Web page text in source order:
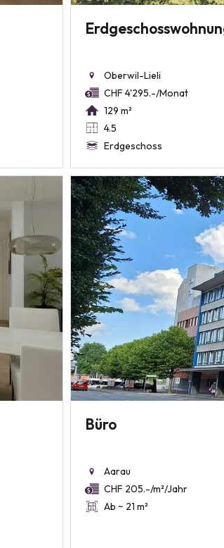
Oberwil-Lieli
CHF 4'295.-/Monat
129 m²
4.5
Erdgeschoss
Büro
Aarau
CHF 205.-/m²/Jahr
Ab ~ 21 m²